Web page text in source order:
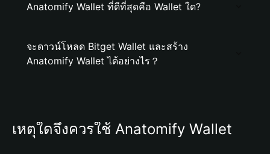
Anatomify Wallet ที่ดีที่สุดคือ Wallet ใด?
จะดาวน์โหลด Bitget Wallet และสร้าง
Anatomify Wallet ได้อย่างไร？
เหตุใดจึงควรใช้ Anatomify Wallet